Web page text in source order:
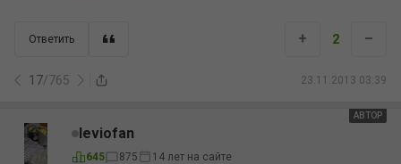
Ответить
17/765 23.11.2013 03:39
+ 2 –
АВТОР
leviofan
645 875 14 лет на сайте